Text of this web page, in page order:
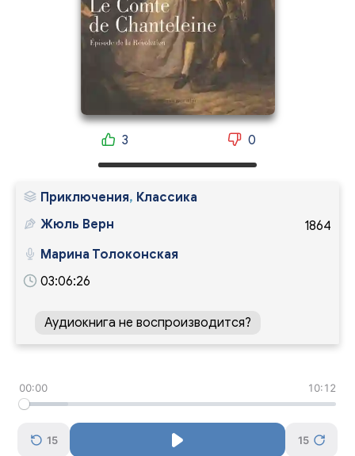
3 0
Приключения, Классика
1864
Жюль Верн
Марина Толоконская
03:06:26
Аудиокнига не воспроизводится?
00:00 10:12
15 15